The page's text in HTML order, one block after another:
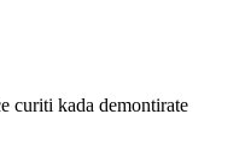
curiti kada demontirate